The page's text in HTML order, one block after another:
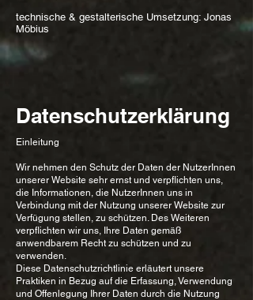
technische & gestalterische Umsetzung: Jonas
Möbius
Datenschutzerklärung
Einleitung
Wir nehmen den Schutz der Daten der NutzerInnen
unserer Website sehr ernst und verpflichten uns,
die Informationen, die NutzerInnen uns in
Verbindung mit der Nutzung unserer Website zur
Verfügung stellen, zu schützen. Des Weiteren
verpflichten wir uns, Ihre Daten gemäß
anwendbarem Recht zu schützen und zu
verwenden.
Diese Datenschutzrichtlinie erläutert unsere
Praktiken in Bezug auf die Erfassung, Verwendung
und Offenlegung Ihrer Daten durch die Nutzung